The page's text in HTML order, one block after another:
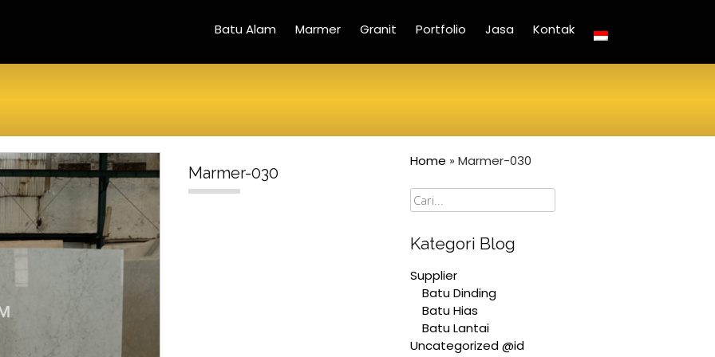
Batu Alam Marmer Granit Portfolio Jasa Kontak
Marmer-030
Home » Marmer-030
Cari
Kategori Blog
Supplier
Batu Dinding
Batu Hias
Batu Lantai
Uncategorized @id